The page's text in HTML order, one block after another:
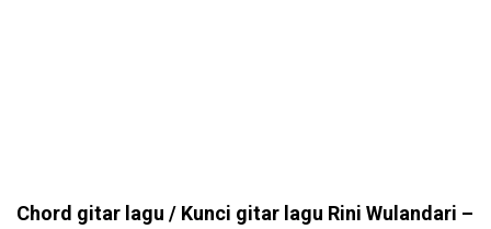
Chord gitar lagu / Kunci gitar lagu Rini Wulandari –